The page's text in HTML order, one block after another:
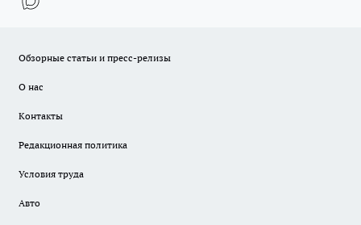
Обзорные статьи и пресс-релизы
О нас
Контакты
Редакционная политика
Условия труда
Авто